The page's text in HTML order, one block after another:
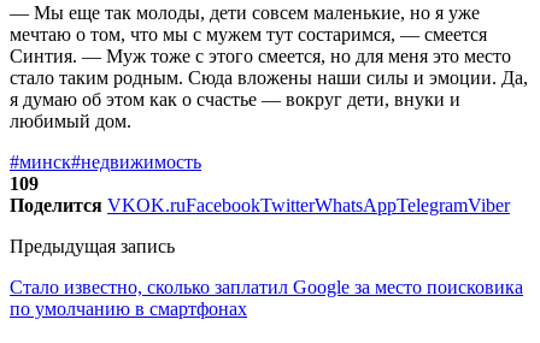
— Мы еще так молоды, дети совсем маленькие, но я уже
мечтаю о том, что мы с мужем тут состаримся, — смеется
Синтия. — Муж тоже с этого смеется, но для меня это место
стало таким родным. Сюда вложены наши силы и эмоции. Да,
я думаю об этом как о счастье — вокруг дети, внуки и
любимый дом.
#минск#недвижимость
109
Поделится VKOK.ruFacebookTwitterWhatsAppTelegramViber
Предыдущая запись
Стало известно, сколько заплатил Google за место поисковика
по умолчанию в смартфонах